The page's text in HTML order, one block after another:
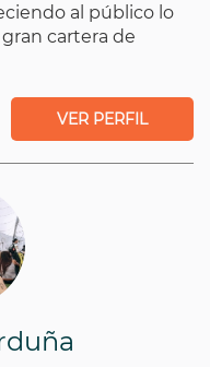
al público lo
cartera de
VER PERFIL